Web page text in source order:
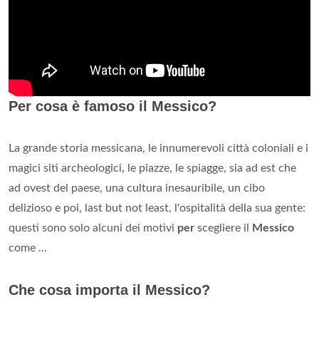
Per cosa è famoso il Messico?
La grande storia messicana, le innumerevoli città coloniali e i
magici siti archeologici, le piazze, le spiagge, sia ad est che
ad ovest del paese, una cultura inesauribile, un cibo
delizioso e poi, last but not least, l'ospitalità della sua gente:
questi sono solo alcuni dei motivi per scegliere il
Messico
come ...
Che cosa importa il Messico?